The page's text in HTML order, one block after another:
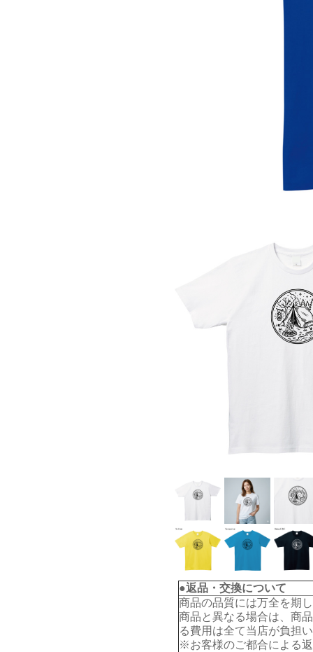
●返品・交換について
商品の品質には万全を期
商品と異なる場合は、商
る費用は全て当店が負担
※お客様のご都合による